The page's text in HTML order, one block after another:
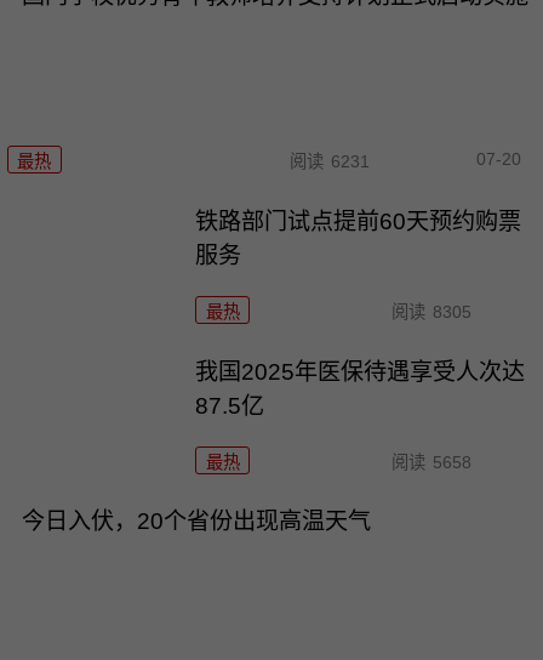
最热 阅读 6231 07-20
铁路部门试点提前60天预约购票
服务
最热 阅读 8305
我国2025年医保待遇享受人次达
87.5亿
最热 阅读 5658
今日入伏，20个省份出现高温天气